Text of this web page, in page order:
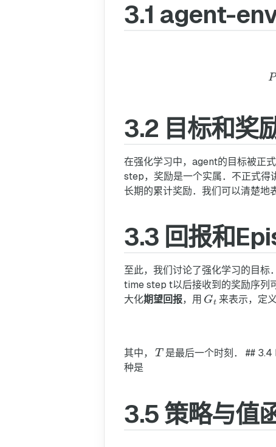
3.1 agent-
3.2 目标和奖
在强化学习中，agent的目标被正
step，奖励是一个实属．不正式得
长期的累计奖励．我们可以清楚地
3.3 回报和
至此，我们讨论了强化学习的目
time step t以后接收到的奖励序列
大化期望回报，用 来表示，定
其中，
是最后一个时刻． ##
种是
3.5 策略与值